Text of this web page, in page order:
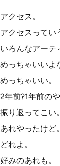
アクセス。
アクセスってい
いろんなアーテ
めっちゃいいよ
めっちゃいい。
2年前?1年前の
振り返ってこい。
あれやったけど。
どれよ。
好みのあれも。